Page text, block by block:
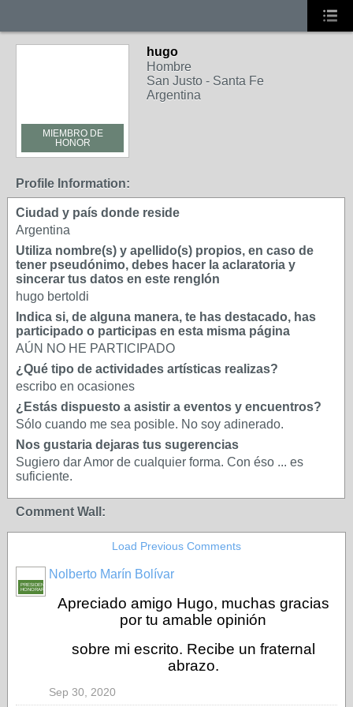
MIEMBRO DE
HONOR
hugo
Hombre
San Justo - Santa Fe
Argentina
Profile Information:
Ciudad y país donde reside
Argentina
Utiliza nombre(s) y apellido(s) propios, en caso de
tener pseudónimo, debes hacer la aclaratoria y
sincerar tus datos en este renglón
hugo bertoldi
Indica si, de alguna manera, te has destacado, has
participado o participas en esta misma página
AÚN NO HE PARTICIPADO
¿Qué tipo de actividades artísticas realizas?
escribo en ocasiones
¿Estás dispuesto a asistir a eventos y encuentros?
Sólo cuando me sea posible. No soy adinerado.
Nos gustaria dejaras tus sugerencias
Sugiero dar Amor de cualquier forma. Con éso ... es
suficiente.
Comment Wall:
Load Previous Comments
PRESIDENTE
HONORARIO
Nolberto Marín Bolívar
Apreciado amigo Hugo, muchas gracias
por tu amable opinión
sobre mi escrito. Recibe un fraternal
abrazo.
Sep 30, 2020